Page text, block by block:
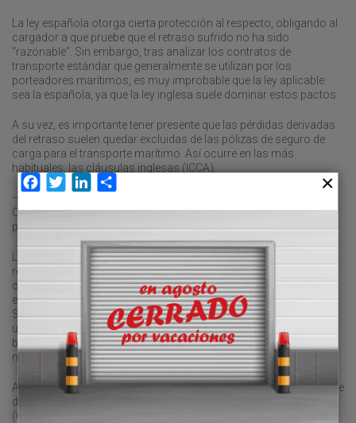
La ley española otorga cierta protección al respecto, obligando al
cargador a que pruebe que el retraso sufrido no ha sido
“razonable”. Sin embargo, tras analizar los contratos de
transporte estándar que generalmente se utilizan por los
porteadores marítimos, es muy improbable que la ley aplicable
sea la española, ya que la ley inglesa suele dominar estos pactos.
A su vez, es importante tener presente que las pérdidas derivadas
del retraso suelen quedar excluidas de las pólizas de seguro de
carga para el transporte marítimo. Así ocurre en las más
habituales, las cláusulas inglesas (ICCA).
– ¿Por qué la operadora del buque, Taiwan’s Evergreen Marine
Corp (EMC), no transborda la mercancía a otros barcos para que
pueda llegar a destino?
La respuesta a esta pregunta no es sencilla. A pesar de que los
representantes legales de dicha operadora están luchando para
conseguir los permisos oportunos y realizar los transbordos, a
efectos de los gastos reclamados por la Autoridad del Canal de
Suez, el buque y la mercancía transportada se entienden como
una única e indivisible entidad. Lo que conlleva que mientras el
buque esté arrestado en Egipto, lo estarán también sus
mercancías.
Además, para poder realizar el transbordo, el buque “Ever Given” se
debería desplazar desde el lago donde está atracado y arrestado
(Great Bitter Lake), hasta el puerto más cercano.
Facebook
TwitterLinkedIn